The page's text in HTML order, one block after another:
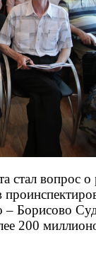
стал вопрос о
– Борисово
200